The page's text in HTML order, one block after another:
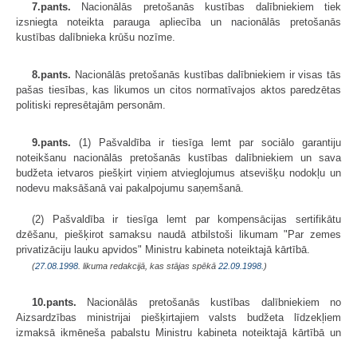
7.pants. Nacionālās pretošanās kustības dalībniekiem tiek
izsniegta noteikta parauga apliecība un nacionālās pretošanās
kustības dalībnieka krūšu nozīme.
8.pants. Nacionālās pretošanās kustības dalībniekiem ir visas tās
pašas tiesības, kas likumos un citos normatīvajos aktos paredzētas
politiski represētajām personām.
9.pants. (1) Pašvaldība ir tiesīga lemt par sociālo garantiju
noteikšanu nacionālās pretošanās kustības dalībniekiem un sava
budžeta ietvaros piešķirt viņiem atvieglojumus atsevišķu nodokļu un
nodevu maksāšanā vai pakalpojumu saņemšanā.
(2) Pašvaldība ir tiesīga lemt par kompensācijas sertifikātu
dzēšanu, piešķirot samaksu naudā atbilstoši likumam "Par zemes
privatizāciju lauku apvidos" Ministru kabineta noteiktajā kārtībā.
(27.08.1998 . likuma redakcijā, kas stājas spēkā 22.09.1998. )
10.pants. Nacionālās pretošanās kustības dalībniekiem no
Aizsardzības ministrijai piešķirtajiem valsts budžeta līdzekļiem
izmaksā ikmēneša pabalstu Ministru kabineta noteiktajā kārtībā un